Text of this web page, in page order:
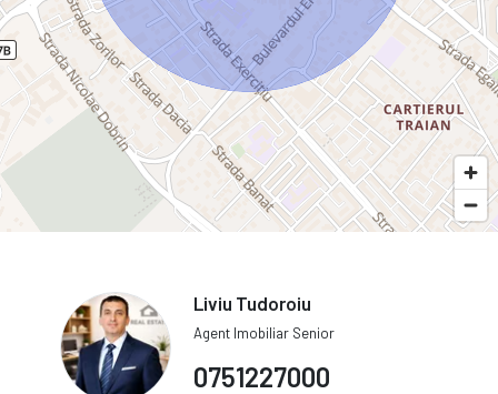
Liviu Tudoroiu
Agent Imobiliar Senior
0751227000